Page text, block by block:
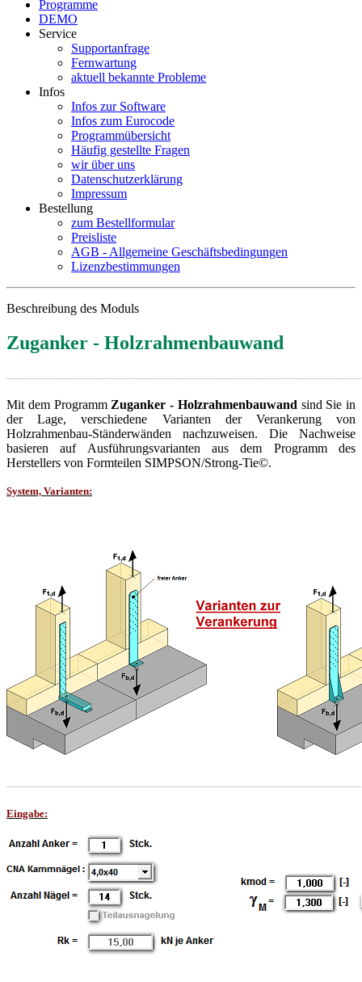
Programme
DEMO
Service
Supportanfrage
Fernwartung
aktuell bekannte Probleme
Infos
Infos zur Software
Infos zum Eurocode
Programmübersicht
Häufig gestellte Fragen
wir über uns
Datenschutzerklärung
Impressum
Bestellung
zum Bestellformular
Preisliste
AGB - Allgemeine Geschäftsbedingungen
Lizenzbestimmungen
Beschreibung des Moduls
Zuganker - Holzrahmenbauwand
Mit dem Programm Zuganker - Holzrahmenbauwand sind Sie in
der Lage, verschiedene Varianten der Verankerung von
Holzrahmenbau-Ständerwänden nachzuweisen. Die Nachweise
basieren auf Ausführungsvarianten aus dem Programm des
Herstellers von Formteilen SIMPSON/Strong-Tie©.
System, Varianten:
Eingabe: